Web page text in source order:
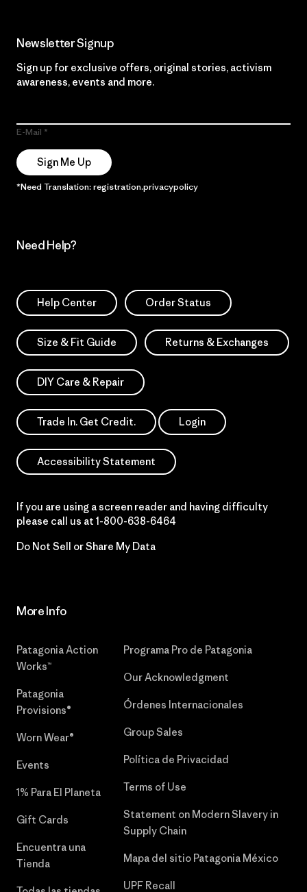
Newsletter Signup
Sign up for exclusive offers, original stories, activism
awareness, events and more.
E-Mail
Sign Me Up
*Need Translation: registration.privacypolicy
Need Help?
Help Center Order Status
Size & Fit Guide Returns & Exchanges
DIY Care & Repair
Trade In. Get Credit. Login
Accessibility Statement
If you are using a screen reader and having difficulty
please call us at 1-800-638-6464
Do Not Sell or Share My Data
More Info
Patagonia Action
Works™
Patagonia
Provisions®
Worn Wear®
Events
1% Para El Planeta
Gift Cards
Encuentra una
Tienda
Programa Pro de Patagonia
Our Acknowledgment
Órdenes Internacionales
Group Sales
Política de Privacidad
Terms of Use
Statement on Modern Slavery in
Supply Chain
Mapa del sitio Patagonia México
UPF Recall